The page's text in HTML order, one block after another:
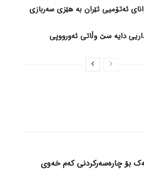
ئەتۆمیی ئێران بە هێزی سەربازی
دایە سێ وڵاتی ئەورووپی
بۆ چارەسەرکردنی کەم خەوی